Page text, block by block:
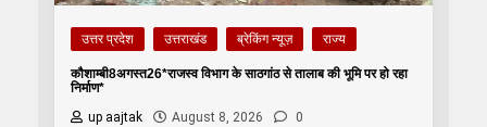
उत्तर प्रदेश उत्तराखंड ब्रेकिंग न्यूज़ राज्य
कौशाम्बी8अगस्त26*राजस्व विभाग के साठगांठ से तालाब की भूमि पर हो रहा
निर्माण*
up aajtak
August 8, 2026 0